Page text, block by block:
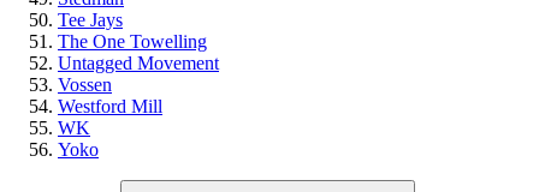
Tee Jays
The One Towelling
Untagged Movement
Vossen
Westford Mill
WK
Yoko